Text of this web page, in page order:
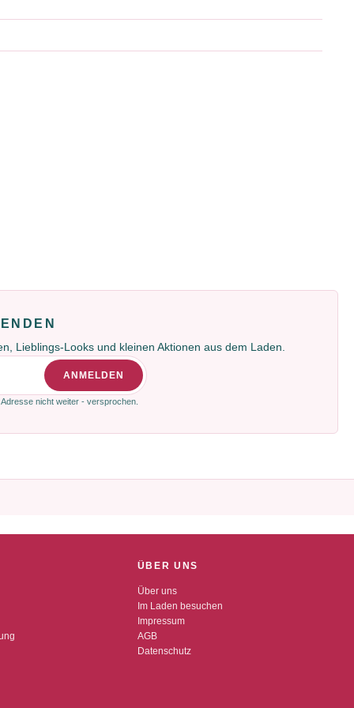
Lieblings-Looks und kleinen Aktionen aus dem Laden.
ANMELDEN
nicht weiter - versprochen.
ÜBER UNS
Über uns
Im Laden besuchen
Impressum
AGB
Datenschutz